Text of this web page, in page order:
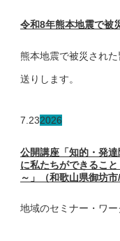
令和8年熊本地震で被
熊本地震で被災され
送りします。
7.232026
公開講座「知的・発
に私たちができるこ
～」（和歌山県御坊市
地域のセミナー・ワー